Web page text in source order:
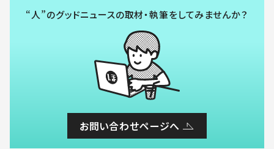
“人”のグッドニュースの取材・執筆をしてみませんか？
お問い合わせページへ